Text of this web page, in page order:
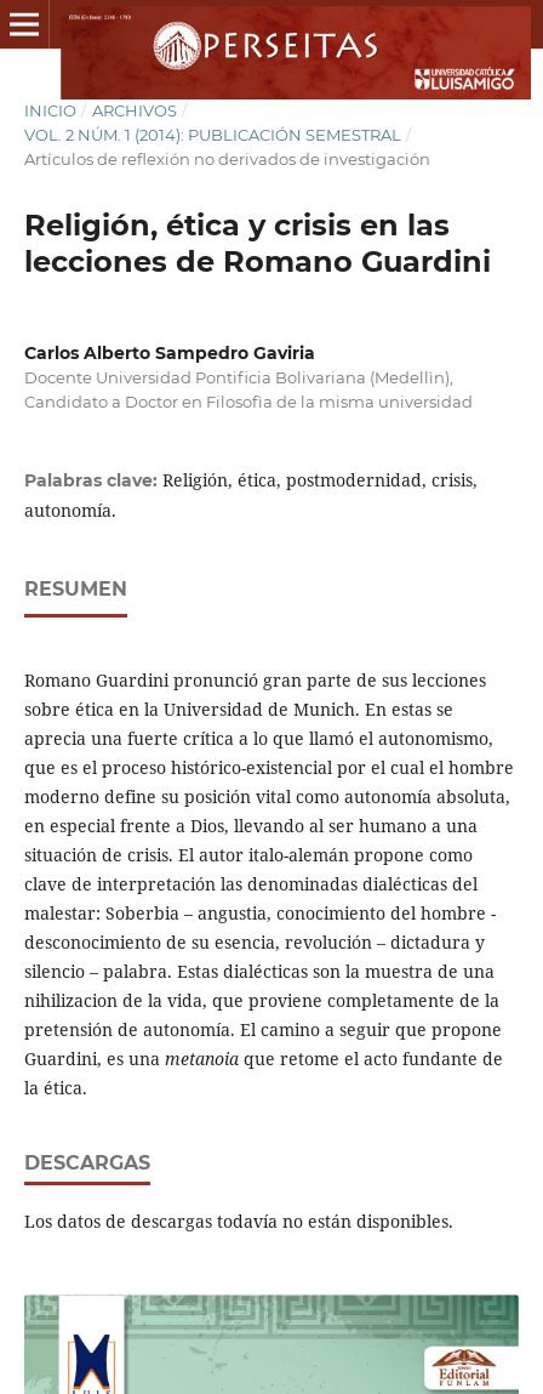
INICIO / ARCHIVOS /
VOL. 2 NÚM. 1 (2014): PUBLICACIÓN SEMESTRAL
/
Artículos de reflexión no derivados de investigación
Religión, ética y crisis en las
lecciones de Romano Guardini
Carlos Alberto Sampedro Gaviria
Docente Universidad Pontificia Bolivariana (Medellìn),
Candidato a Doctor en Filosofìa de la misma universidad
Palabras clave: Religión, ética, postmodernidad, crisis,
autonomía.
RESUMEN
Romano Guardini pronunció gran parte de sus lecciones
sobre ética en la Universidad de Munich. En estas se
aprecia una fuerte crítica a lo que llamó el autonomismo,
que es el proceso histórico-existencial por el cual el hombre
moderno define su posición vital como autonomía absoluta,
en especial frente a Dios, llevando al ser humano a una
situación de crisis. El autor italo-alemán propone como
clave de interpretación las denominadas dialécticas del
malestar: Soberbia – angustia, conocimiento del hombre -
desconocimiento de su esencia, revolución – dictadura y
silencio – palabra. Estas dialécticas son la muestra de una
nihilizacion de la vida, que proviene completamente de la
pretensión de autonomía. El camino a seguir que propone
Guardini, es una metanoia que retome el acto fundante de
la ética.
DESCARGAS
Los datos de descargas todavía no están disponibles.